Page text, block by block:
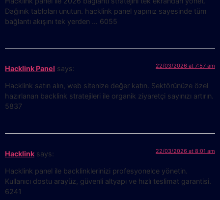
Dağınık tabloları unutun. hacklink panel yapınız sayesinde tüm
bağlantı akışını tek yerden … 6055
Hacklink Panel says: 22/03/2026 at 7:57 am
Hacklink satın alın, web sitenize değer katın. Sektörünüze özel
hazırlanan backlink stratejileri ile organik ziyaretçi sayınızı artırın.
5837
Hacklink says: 22/03/2026 at 8:01 am
Hacklink panel ile backlinklerinizi profesyonelce yönetin.
Kullanıcı dostu arayüz, güvenli altyapı ve hızlı teslimat garantisi.
6241